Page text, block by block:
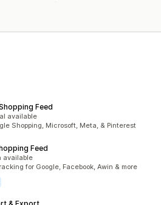
Feed
available
Shopping, Microsoft, Meta, & Pinterest
Feed
available
for Google, Facebook, Awin & more